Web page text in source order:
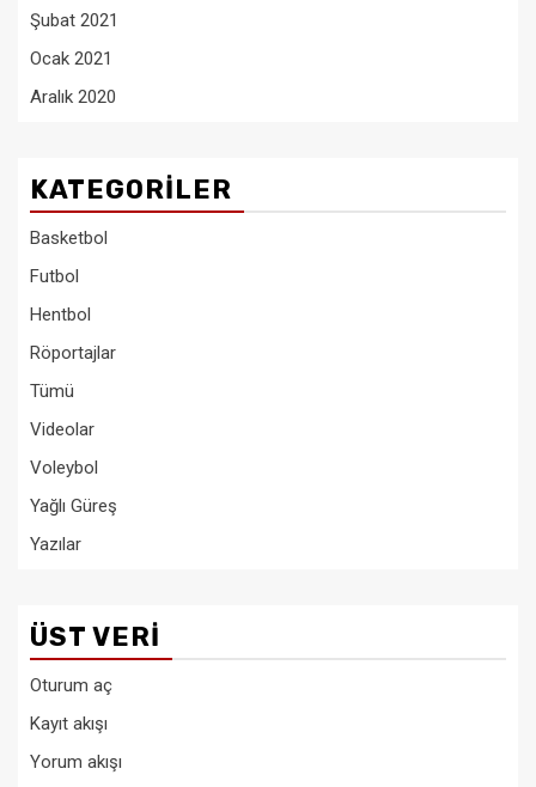
Şubat 2021
Ocak 2021
Aralık 2020
KATEGORILER
Basketbol
Futbol
Hentbol
Röportajlar
Tümü
Videolar
Voleybol
Yağlı Güreş
Yazılar
ÜST VERI
Oturum aç
Kayıt akışı
Yorum akışı